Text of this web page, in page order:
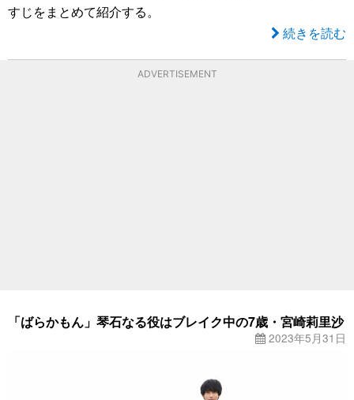
すじをまとめて紹介する。
続きを読む
ADVERTISEMENT
「ばらかもん」琴石なる役はブレイク中の7歳・宮崎莉里沙
2023年5月31日